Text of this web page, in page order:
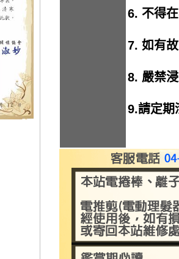
6. 不得
7. 如有
8. 嚴禁
9.請定期